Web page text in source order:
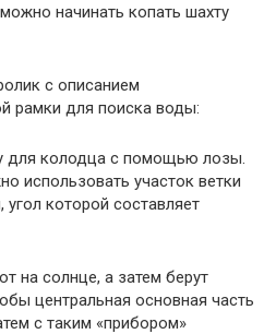
начинать копать шахту
с описанием
рамки для поиска воды:
для колодца с помощью лозы.
использовать участок ветки
которой составляет
на солнце, а затем берут
центральная основная часть
с таким «прибором»